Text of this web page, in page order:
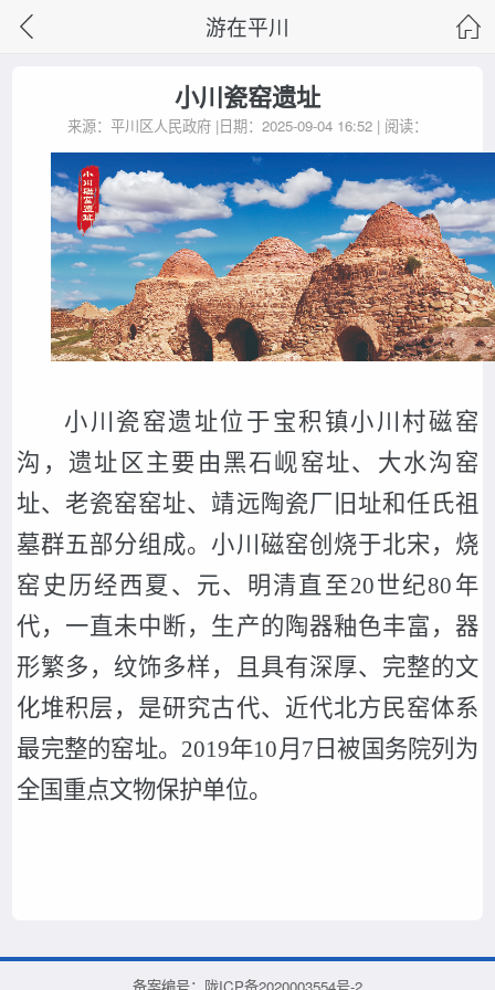
游在平川
小川瓷窑遗址
来源：平川区人民政府 |日期：2025-09-04 16:52 | 阅读：
小川瓷窑遗址位于宝积镇小川村磁窑
沟 ，遗址区主要由黑石岘窑址、大水沟窑
址、老瓷窑窑址、靖远陶瓷厂旧址和任氏祖
墓群五部分组成。小川磁窑创烧于北宋，烧
窑史历经西夏、元、明清直至20世纪80年
代，一直未中断，生产的陶器釉色丰富，器
形繁多，纹饰多样，且具有深厚、完整的文
化堆积层，是研究古代、近代北方民窑体系
最完整的窑址。2019年10月7日被国务院列为
全国重点文物保护单位。